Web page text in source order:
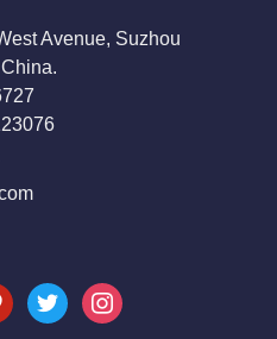
Avenue, Suzhou
twitter instagram